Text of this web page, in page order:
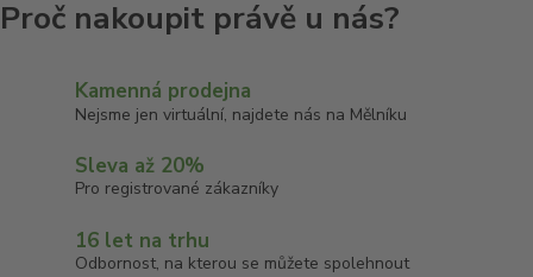
Kamenná prodejna
Nejsme jen virtuální, najdete nás na Mělníku
Sleva až 20%
Pro registrované zákazníky
16 let na trhu
Odbornost, na kterou se můžete spolehnout